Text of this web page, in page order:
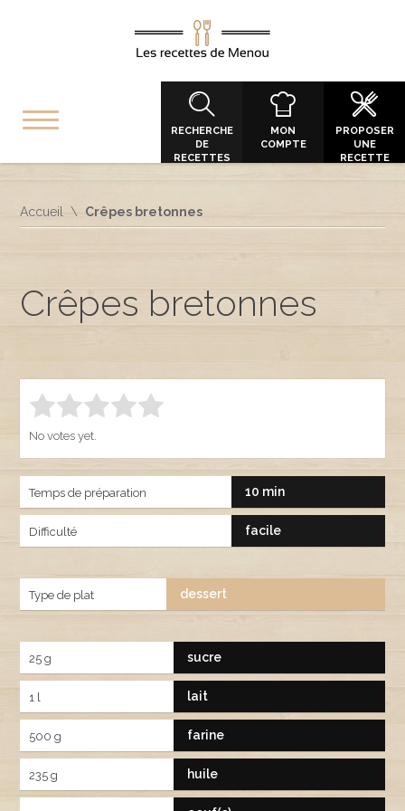
RECHERCHE
DE
RECETTES
MON
COMPTE
PROPOSER
UNE
RECETTE
Accueil Crêpes bretonnes
Crêpes bretonnes
Rate this item: 1.00 SUBMIT RATING
No votes yet.
Temps de préparation 10 min
Difficulté facile
Type de plat dessert
25 g sucre
1 l lait
500 g farine
235 g huile